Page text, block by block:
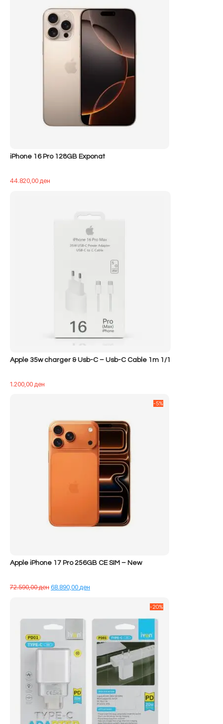
iPhone 16 Pro 128GB Exponat
44.820,00ден
Apple 35w charger & Usb-C – Usb-C Cable 1m 1/1
1.200,00ден
Apple iPhone 17 Pro 256GB CE SIM – New
72.590,00денÇmimi
68.890,00ден
68.890,00 ден.
-5%
-20%